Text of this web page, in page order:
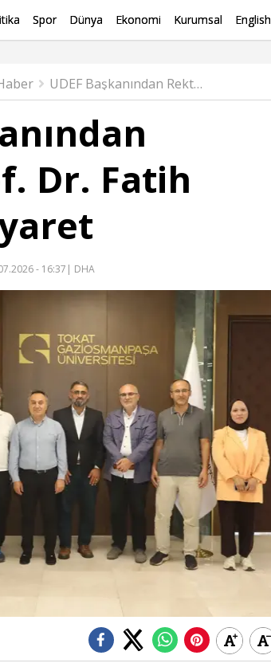
Spor Dünya Ekonomi Kurumsal English
UDEF Başkanından Rektör Prof. Dr. Fatih Yılmaz’a Ziyaret
Dr. Fatih
- 16:37 | DHA